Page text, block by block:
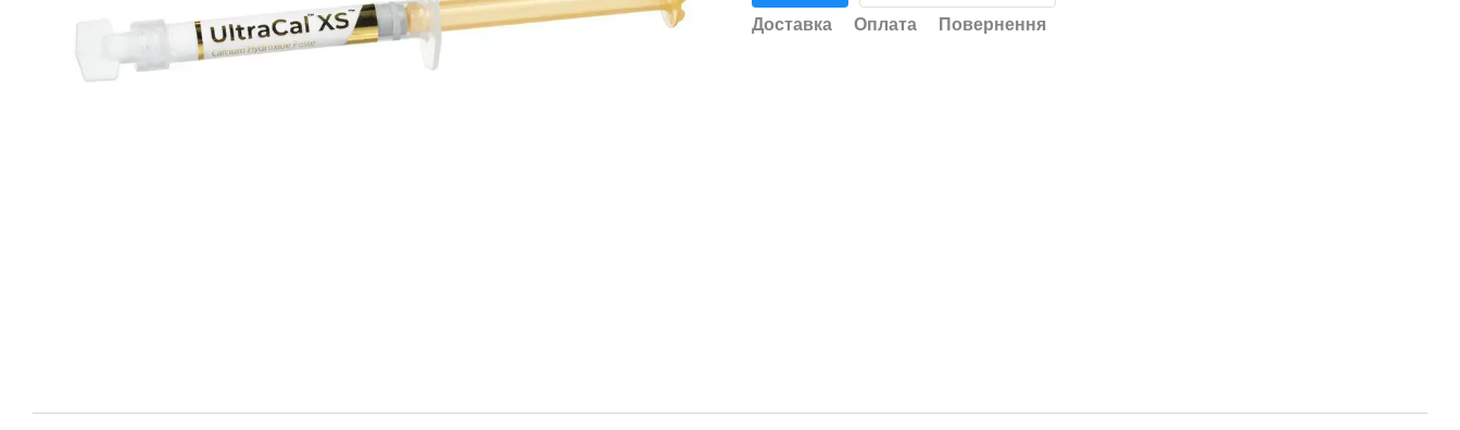
Доставка Оплата Повернення